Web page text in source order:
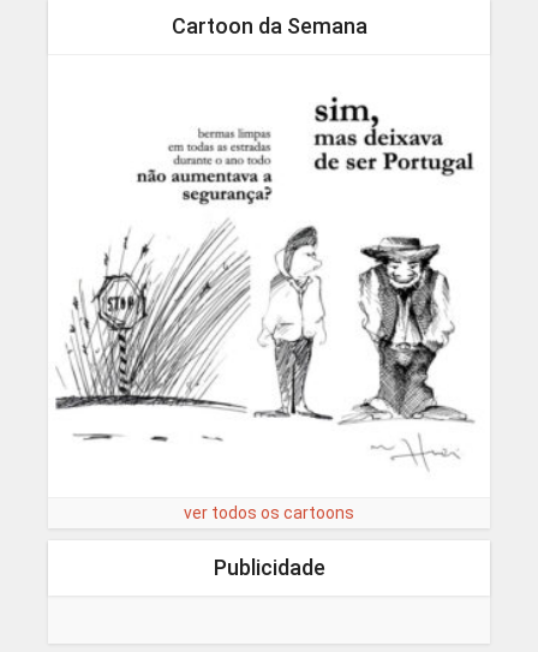
Cartoon da Semana
ver todos os cartoons
Publicidade